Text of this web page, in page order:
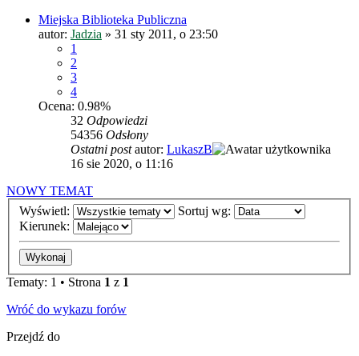
Miejska Biblioteka Publiczna
autor: Jadzia » 31 sty 2011, o 23:50
1
2
3
4
Ocena: 0.98%
32 Odpowiedzi
54356 Odsłony
Ostatni postautor: LukaszB
16 sie 2020, o 11:16
NOWY TEMAT
Wyświetl:
Sortuj wg:
Kierunek:
Tematy: 1 • Strona 1 z 1
Wróć do wykazu forów
Przejdź do